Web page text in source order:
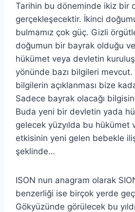
Tarihin bu döneminde ikiz bir
gerçekleşecektir. İkinci
bulmamız çok güç. Gizli
doğumun bir bayrak olduğu
hükümet veya devletin
yönünde bazı bilgileri
bilgilerin açıklanması bize
Sadece bayrak olacağı
Buda yeni bir devletin yada
gelecek yüzyılda bu hükümet
etkisinin yeni gelen bebekle
şeklinde…
ISON nun anagram olarak
benzerliği ise birçok yerde
Gökyüzünde görülecek bu